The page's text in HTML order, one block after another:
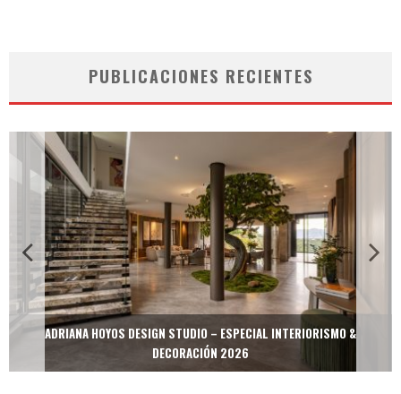
PUBLICACIONES RECIENTES
ADRIANA HOYOS DESIGN STUDIO – ESPECIAL INTERIORISMO &
DECORACIÓN 2026